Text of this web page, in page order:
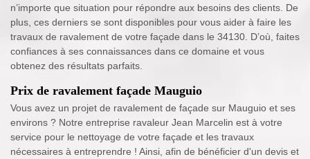
n’importe que situation pour répondre aux besoins des clients. De
plus, ces derniers se sont disponibles pour vous aider à faire les
travaux de ravalement de votre façade dans le 34130. D’où, faites
confiances à ses connaissances dans ce domaine et vous
obtenez des résultats parfaits.
Prix de ravalement façade Mauguio
Vous avez un projet de ravalement de façade sur Mauguio et ses
environs ? Notre entreprise ravaleur Jean Marcelin est à votre
service pour le nettoyage de votre façade et les travaux
nécessaires à entreprendre ! Ainsi, afin de bénéficier d'un devis et